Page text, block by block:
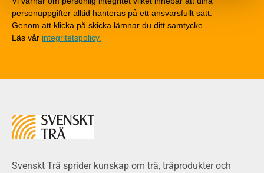
Träytors brandegenskaper
Tekniska byten med sprinkler
Riskvärdering i flervåningsbostadshus
Miljöeffekter
LCA
Miljödeklarationer och märkning
personuppgifter alltid hanteras på ett ansvarsfullt sätt.
Genom att klicka på skicka lämnar du ditt samtycke.
Läs vår integritetspolicy.
Svenskt Trä sprider kunskap om trä, träprodukter och